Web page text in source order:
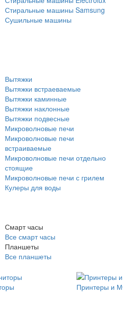
Стиральные машины Samsung
Сушильные машины
Вытяжки
Вытяжки встраеваемые
Вытяжки каминные
Вытяжки наклонные
Вытяжки подвесные
Микроволновые печи
Микроволновые печи
встраиваемые
Микроволновые печи отдельно
стоящие
Микроволновые печи с грилем
Кулеры для воды
Смарт часы
Все смарт часы
Планшеты
Все планшеты
Принтеры и